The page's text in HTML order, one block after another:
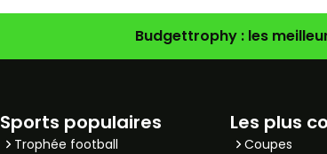
Budgettrophy : les
Sports populaires
Trophée football
Les plus
Coupes